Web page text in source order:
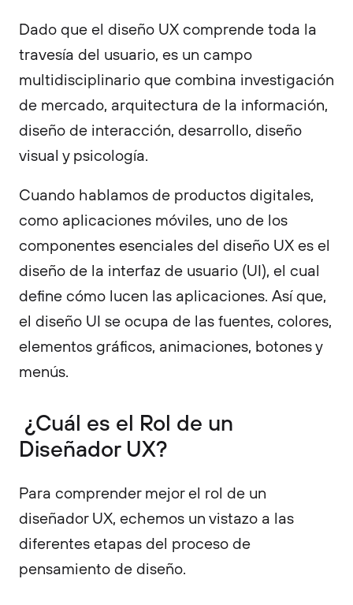
Dado que el diseño UX comprende toda la
travesía del usuario, es un campo
multidisciplinario que combina investigación
de mercado, arquitectura de la información,
diseño de interacción, desarrollo, diseño
visual y psicología.
Cuando hablamos de productos digitales,
como aplicaciones móviles, uno de los
componentes esenciales del diseño UX es el
diseño de la interfaz de usuario (UI), el cual
define cómo lucen las aplicaciones. Así que,
el diseño UI se ocupa de las fuentes, colores,
elementos gráficos, animaciones, botones y
menús.
¿Cuál es el Rol de un
Diseñador UX?
Para comprender mejor el rol de un
diseñador UX, echemos un vistazo a las
diferentes etapas del proceso de
pensamiento de diseño.